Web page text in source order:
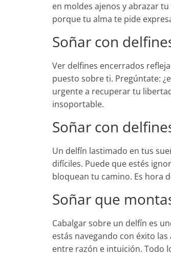
en moldes ajenos y abrazar
porque tu alma te pide
Soñar con
Ver delfines encerrados
puesto sobre ti. Pregúntate:
urgente a recuperar tu
insoportable.
Soñar con
Un delfín lastimado en tus
difíciles. Puede que estés
bloquean tu camino. Es hora
Soñar que
Cabalgar sobre un delfín es
estás navegando con éxito
entre razón e intuición. Todo